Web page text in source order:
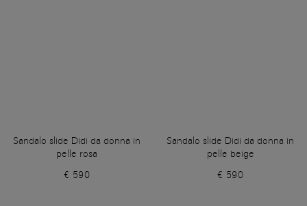
Sandalo slide Didi da donna in
pelle rosa
€ 590
Sandalo slide Didi da donna in
pelle beige
€ 590